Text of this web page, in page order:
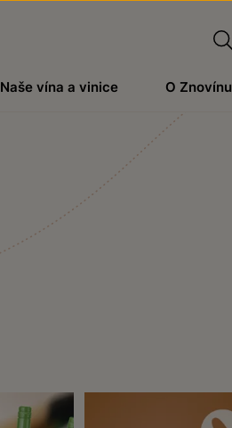
Naše vína a vinice O Znovínu